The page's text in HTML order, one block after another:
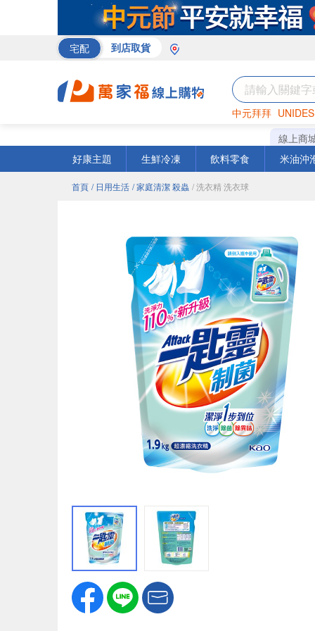
宅配 到店取貨
中元拜拜
巧克力 衛生紙
線上商
好康主題
生鮮冷凍 飲料零食 米油沖
首頁 / 日用生活 / 家庭清潔 殺蟲 / 洗衣精 洗衣球